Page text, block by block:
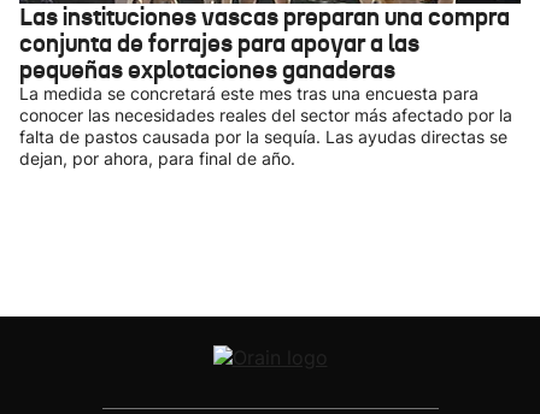
Las instituciones vascas preparan una compra
conjunta de forrajes para apoyar a las
pequeñas explotaciones ganaderas
La medida se concretará este mes tras una encuesta para
conocer las necesidades reales del sector más afectado por la
falta de pastos causada por la sequía. Las ayudas directas se
dejan, por ahora, para final de año.